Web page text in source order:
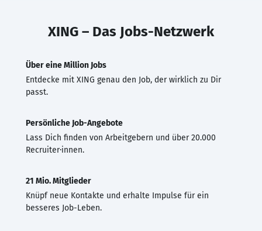
XING – Das Jobs-Netzwerk
Über eine Million Jobs
Entdecke mit XING genau den Job, der wirklich zu Dir
passt.
Persönliche Job-Angebote
Lass Dich finden von Arbeitgebern und über 20.000
Recruiter·innen.
21 Mio. Mitglieder
Knüpf neue Kontakte und erhalte Impulse für ein
besseres Job-Leben.